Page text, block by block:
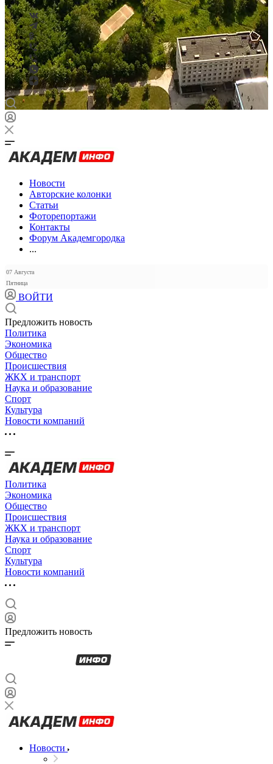
Новости
Авторские колонки
Статьи
Фоторепортажи
Контакты
Форум Академгородка
...
07 Августа
Пятница
ВОЙТИ
Предложить новость
Политика
Экономика
Общество
Происшествия
ЖКХ и транспорт
Наука и образование
Спорт
Культура
Новости компаний
Политика
Экономика
Общество
Происшествия
ЖКХ и транспорт
Наука и образование
Спорт
Культура
Новости компаний
Предложить новость
Новости